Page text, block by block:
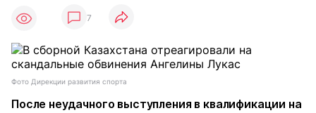
7
Фото Дирекции развития спорта
После неудачного выступления в квалификации на